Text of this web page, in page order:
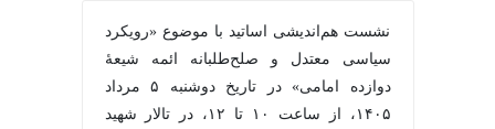
نشست هم‌اندیشی اساتید با موضوع «رویکرد
سیاسی معتدل و صلح‌طلبانه ائمه شیعۀ
دوازده امامی» در تاریخ دوشنبه ۵ مرداد
۱۴۰۵، از ساعت ۱۰ تا ۱۲، در تالار شهید